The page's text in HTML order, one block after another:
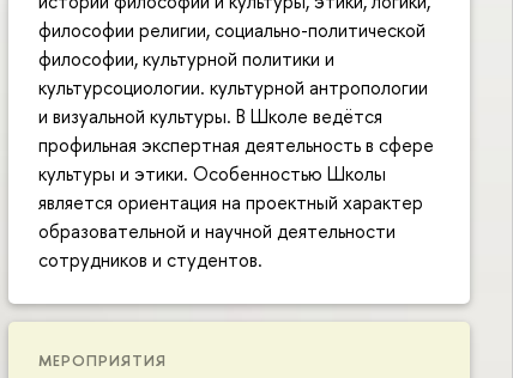
философии религии, социально-политической
философии, культурной политики и
культурсоциологии. культурной антропологии
и визуальной культуры. В Школе ведётся
профильная экспертная деятельность в сфере
культуры и этики. Особенностью Школы
является ориентация на проектный характер
образовательной и научной деятельности
сотрудников и студентов.
МЕРОПРИЯТИЯ